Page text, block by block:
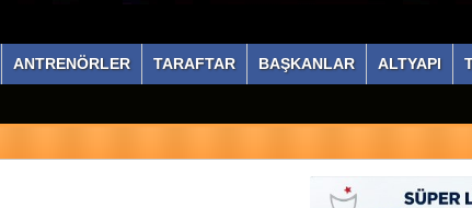
ANTRENÖRLER TARAFTAR BAŞKANLAR ALTYAPI